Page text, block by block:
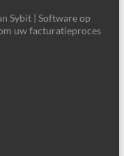
Sybit | Software op
uw facturatieproces